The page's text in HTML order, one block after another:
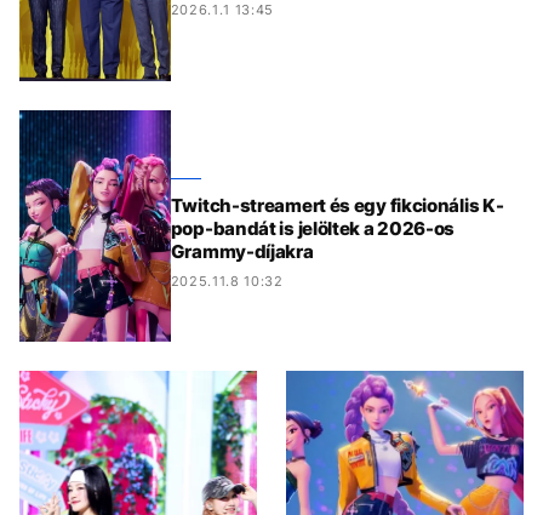
2026.1.1 13:45
Twitch-streamert és egy fikcionális K-
pop-bandát is jelöltek a 2026-os
Grammy-díjakra
2025.11.8 10:32